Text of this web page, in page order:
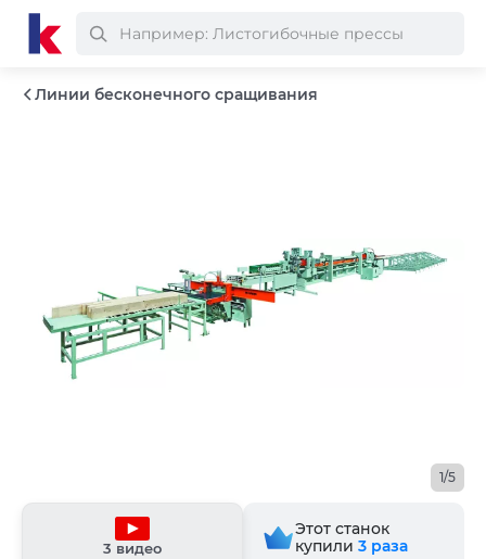
Линии бесконечного сращивания
1/5
3 видео
Этот станок
купили 3 раза